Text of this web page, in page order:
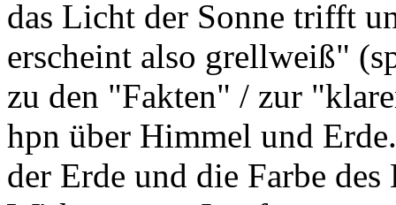
das Licht der Sonne trifft
erscheint also grellweiß"
zu den "Fakten" / zur
hpn über Himmel und
der Erde und die Farbe